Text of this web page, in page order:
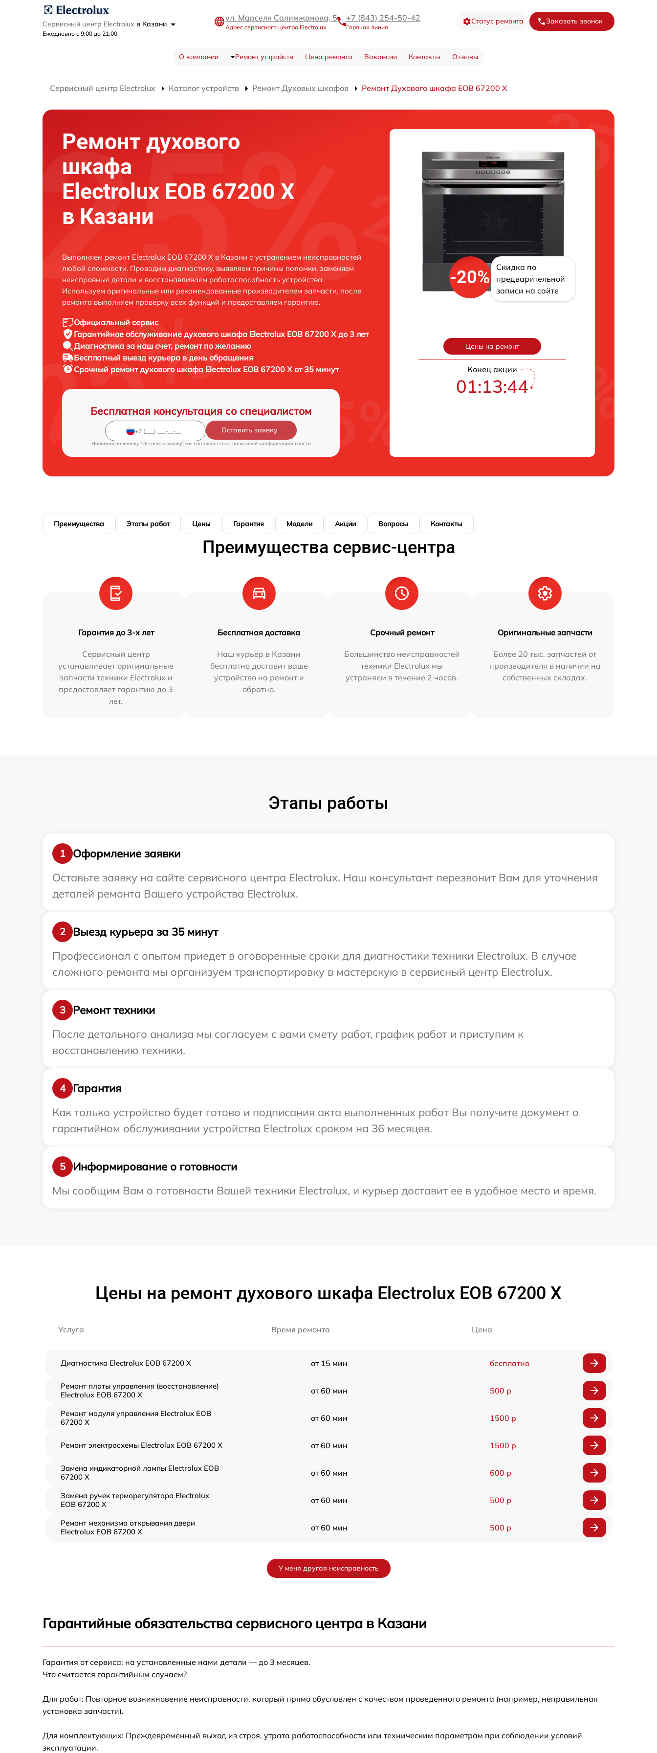
Сервисный центр Electrolux в Казани
Ежедневно с 9:00 до 21:00
ул. Марселя Салимжанова, 5
Адрес сервисного центра Electrolux
+7 (843) 254-50-42
Горячая линия
Статус ремонта Заказать звонок
О компании Ремонт устройств Цена ремонта Вакансии Контакты Отзывы
Сервисный центр Electrolux Каталог устройств Ремонт Духовых шкафов Ремонт Духового шкафа EOB 67200 X
Ремонт духового
шкафа
Electrolux EOB 67200 X
в Казани
Выполняем ремонт Electrolux EOB 67200 X в Казани с устранением неисправностей
любой сложности. Проводим диагностику, выявляем причины поломки, заменяем
неисправные детали и восстанавливаем работоспособность устройства.
Используем оригинальные или рекомендованные производителем запчасти, после
ремонта выполняем проверку всех функций и предоставляем гарантию.
Официальный сервис
Гарантийное обслуживание духового шкафа Electrolux EOB 67200 X до 3 лет
Диагностика за наш счет, ремонт по желанию
Бесплатный выезд курьера в день обращения
Срочный ремонтдухового шкафа Electrolux EOB 67200 X от 35 минут
Бесплатная консультация со специалистом
Оставить заявку
Нажимая на кнопку "Оставить заявку" Вы соглашаетесь c политикой конфиденциальности
-20%
Скидка по
предварительной
записи на сайте
Цены на ремонт
Конец акции
01:13:43
Преимущества Этапы работ Цены Гарантия Модели Акции Вопросы Контакты
Преимущества сервис-центра
Гарантия до 3-х лет
Сервисный центр
устанавливает оригинальные
запчасти техники Electrolux и
предоставляет гарантию до 3
лет.
Бесплатная доставка
Наш курьер в Казани
бесплатно доставит ваше
устройство на ремонт и
обратно.
Срочный ремонт
Большинство неисправностей
техники Electrolux мы
устраняем в течение 2 часов.
Оригинальные запчасти
Более 20 тыс. запчастей от
производителя в наличии на
собственных складах.
Этапы работы
1
Оформление заявки
Оставьте заявку на сайте сервисного центра Electrolux. Наш консультант перезвонит Вам для уточнения
деталей ремонта Вашего устройства Electrolux.
2
Выезд курьера за 35 минут
Профессионал с опытом приедет в оговоренные сроки для диагностики техники Electrolux. В случае
сложного ремонта мы организуем транспортировку в мастерскую в сервисный центр Electrolux.
3
Ремонт техники
После детального анализа мы согласуем с вами смету работ, график работ и приступим к
восстановлению техники.
4
Гарантия
Как только устройство будет готово и подписания акта выполненных работ Вы получите документ о
гарантийном обслуживании устройства Electrolux сроком на 36 месяцев.
5
Информирование о готовности
Мы сообщим Вам о готовности Вашей техники Electrolux, и курьер доставит ее в удобное место и время.
Цены на ремонт духового шкафа Electrolux EOB 67200 X
Услуга Время ремонта Цена
Диагностика Electrolux EOB 67200 X от 15 мин бесплатно
Ремонт платы управления (восстановление)
Electrolux EOB 67200 X
от 60 мин 500 р
Ремонт модуля управления Electrolux EOB
67200 X
от 60 мин 1500 р
Ремонт электросхемы Electrolux EOB 67200 X от 60 мин 1500 р
Замена индикаторной лампы Electrolux EOB
67200 X
от 60 мин 600 р
Замена ручек терморегулятора Electrolux
EOB 67200 X
от 60 мин 500 р
Ремонт механизма открывания двери
Electrolux EOB 67200 X
от 60 мин 500 р
Замена термодатчика Electrolux EOB 67200 X
67200 X
У меня другая неисправность
Гарантийные обязательства сервисного центра в Казани
Гарантия от сервиса: на установленные нами детали — до 3 месяцев.
Что считается гарантийным случаем?
Для работ: Повторное возникновение неисправности, который прямо обусловлен с качеством проведенного ремонта (например, неправильная
установка запчасти).
Для комплектующих: Преждевременный выход из строя, утрата работоспособности или техническим параметрам при соблюдении условий
эксплуатации.